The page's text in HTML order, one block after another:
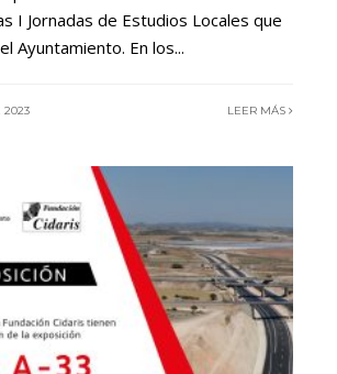
I Jornadas de Estudios Locales que
Ayuntamiento. En los...
2023 LEER MÁS